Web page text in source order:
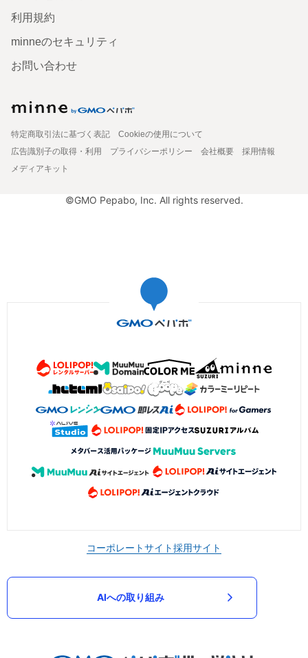
利用規約
minneのセキュリティ
お問い合わせ
特定商取引法に基づく表記
Cookieの使用について
広告識別子の取得・利用
プライバシーポリシー 会社概要
採用情報
メディアキット
©GMO Pepabo, Inc. All rights reserved.
コーポレートサイト採用サイト
AIへの取り組み